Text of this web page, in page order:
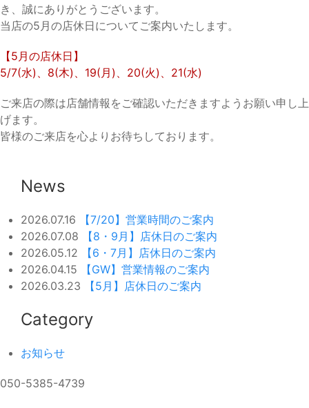
き、誠にありがとうございます。
当店の5月の店休日についてご案内いたします。
【5月の店休日】
5/7(水)、8(木)、19(月)、20(火)、21(水)
ご来店の際は店舗情報をご確認いただきますようお願い申し上
げます。
皆様のご来店を心よりお待ちしております。
News
2026.07.16
【7/20】営業時間のご案内
2026.07.08
【8・9月】店休日のご案内
2026.05.12
【6・7月】店休日のご案内
2026.04.15
【GW】営業情報のご案内
2026.03.23
【5月】店休日のご案内
Category
お知らせ
050-5385-4739